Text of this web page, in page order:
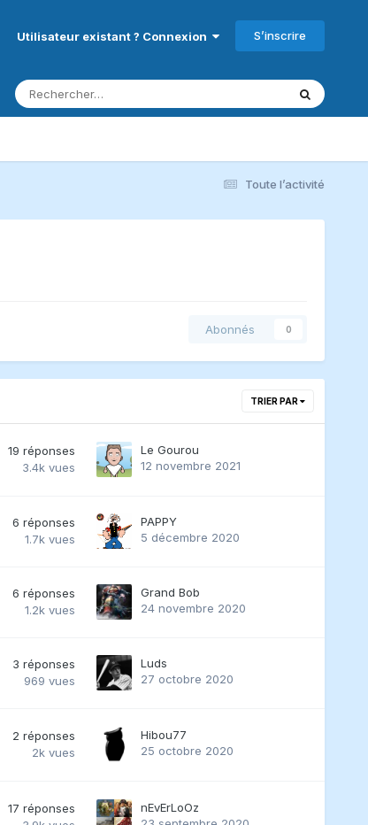
Utilisateur existant ? Connexion S’inscrire
Toute l’activité
Abonnés 0
TRIER PAR
19 réponses
3.4k vues
Le Gourou
12 novembre 2021
6 réponses
1.7k vues
PAPPY
5 décembre 2020
6 réponses
1.2k vues
Grand Bob
24 novembre 2020
3 réponses
969 vues
Luds
27 octobre 2020
2 réponses
2k vues
Hibou77
25 octobre 2020
17 réponses
nEvErLoOz